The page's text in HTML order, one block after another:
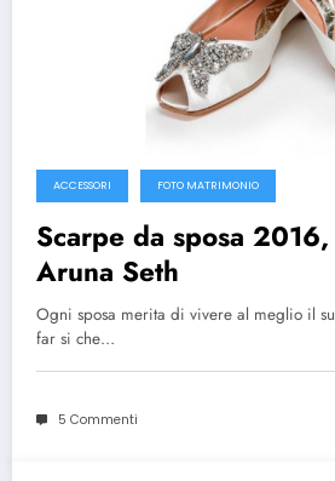
ACCESSORI FOTO MATRIMONIO
Scarpe da sposa
Aruna Seth
Ogni sposa merita di vivere al meglio il
far si che…
5 Commenti